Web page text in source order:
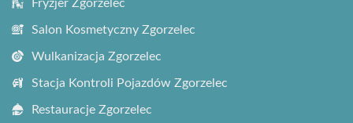
Fryzjer Zgorzelec
Salon Kosmetyczny Zgorzelec
Wulkanizacja Zgorzelec
Stacja Kontroli Pojazdów Zgorzelec
Restauracje Zgorzelec